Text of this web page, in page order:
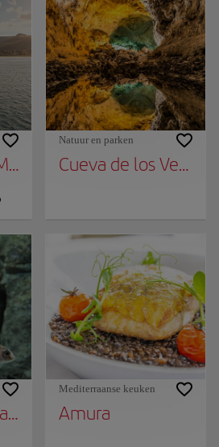
Super Series
Natuur en parken
Cueva de los Verdes
Mediterraanse keuken
Amura